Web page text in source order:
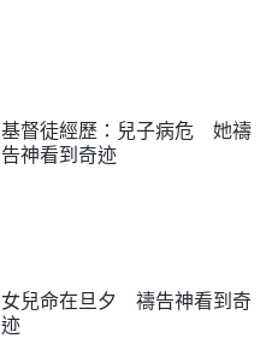
基督徒經歷：兒子病危 她禱
告神看到奇迹
女兒命在旦夕 禱告神看到奇
迹